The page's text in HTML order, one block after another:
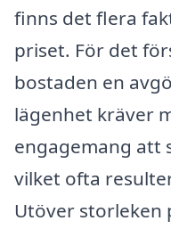
finns det flera
priset. För det
bostaden en
lägenhet kräver
engagemang att
vilket ofta
Utöver storleken